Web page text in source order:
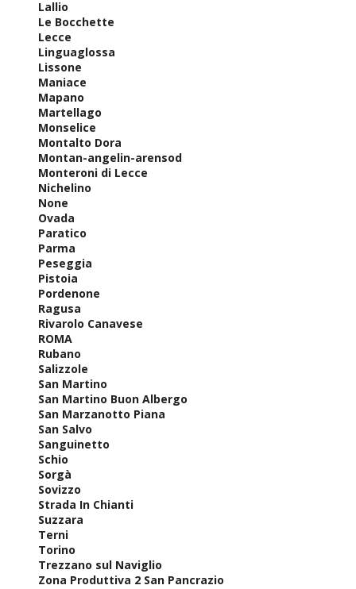
Lallio
Le Bocchette
Lecce
Linguaglossa
Lissone
Maniace
Mapano
Martellago
Monselice
Montalto Dora
Montan-angelin-arensod
Monteroni di Lecce
Nichelino
None
Ovada
Paratico
Parma
Peseggia
Pistoia
Pordenone
Ragusa
Rivarolo Canavese
ROMA
Rubano
Salizzole
San Martino
San Martino Buon Albergo
San Marzanotto Piana
San Salvo
Sanguinetto
Schio
Sorgà
Sovizzo
Strada In Chianti
Suzzara
Terni
Torino
Trezzano sul Naviglio
Zona Produttiva 2 San Pancrazio